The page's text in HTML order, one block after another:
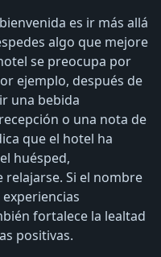
es ir más allá
algo que mejore
se preocupa por
ejemplo, después de
una bebida
o una nota de
que el hotel ha
huésped,
Si el nombre
fortalece la lealtad
positivas.